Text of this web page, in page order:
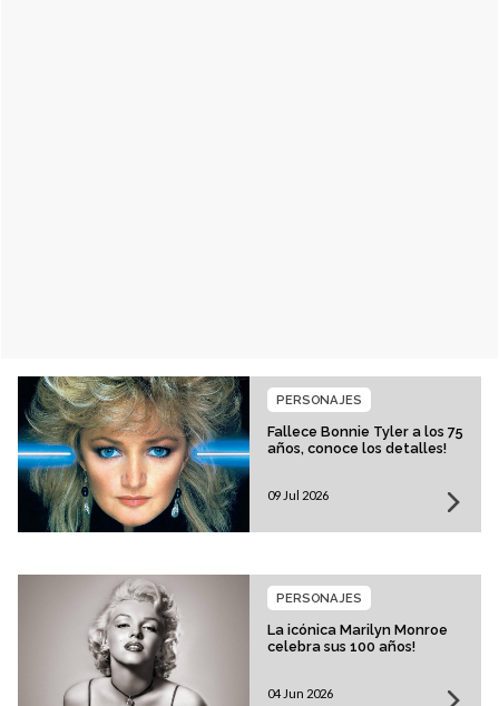
Fallece Bonnie Tyler a los 75
años, conoce los detalles!
PERSONAJES
09 Jul 2026
La icónica Marilyn Monroe
celebra sus 100 años!
PERSONAJES
04 Jun 2026